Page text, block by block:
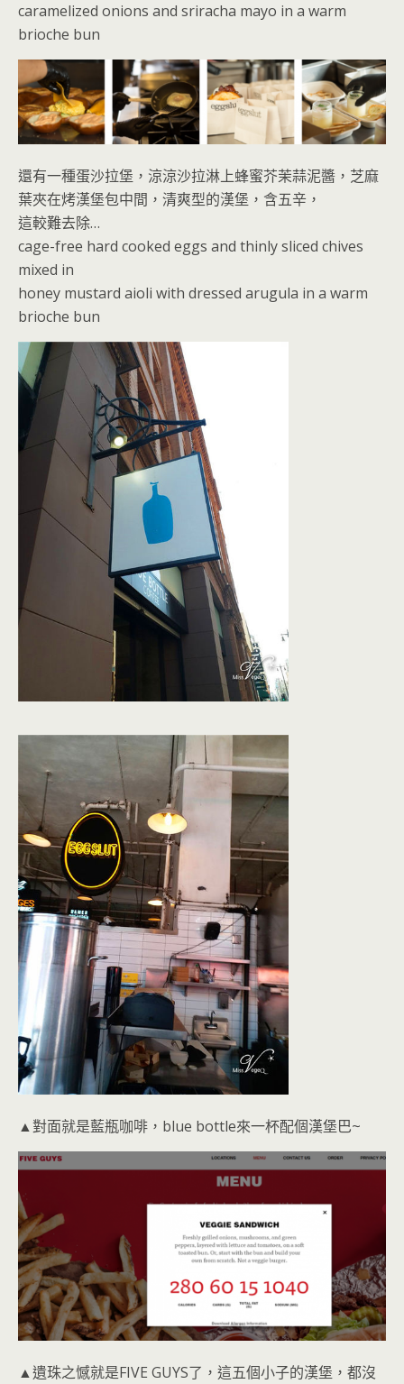
caramelized onions and sriracha mayo in a warm
brioche bun
還有一種蛋沙拉堡，涼涼沙拉淋上蜂蜜芥茉蒜泥醬，芝麻
葉夾在烤漢堡包中間，清爽型的漢堡，含五辛，
這較難去除…
cage-free hard cooked eggs and thinly sliced chives
mixed in
honey mustard aioli with dressed arugula in a warm
brioche bun
▲對面就是藍瓶咖啡，blue bottle來一杯配個漢堡巴~
▲遺珠之憾就是FIVE GUYS了，這五個小子的漢堡，都沒